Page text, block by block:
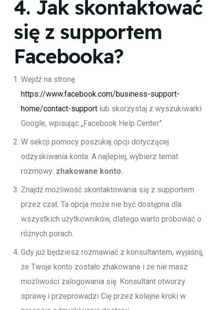
4. Jak skontaktować
się z supportem
Facebooka?
Wejdź na stronę
https://www.facebook.com/business-support-
home/contact-support lub skorzystaj z wyszukiwarki
Google, wpisując „Facebook Help Center”.
W sekcji pomocy poszukaj opcji dotyczącej
odzyskiwania konta. A najlepiej, wybierz temat
rozmowy: zhakowane konto.
Znajdź możliwość skontaktowania się z supportem
przez czat. Ta opcja może nie być dostępna dla
wszystkich użytkowników, dlatego warto próbować o
różnych porach.
Gdy już będziesz rozmawiać z konsultantem, wyjaśnij,
że Twoje konto zostało zhakowane i że nie masz
możliwości zalogowania się. Konsultant otworzy
sprawę i przeprowadzi Cię przez kolejne kroki w